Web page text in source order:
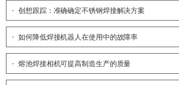
创想跟踪：准确确定不锈钢焊接解决方案
如何降低焊接机器人在使用中的故障率
熔池焊接相机可提高制造生产的质量